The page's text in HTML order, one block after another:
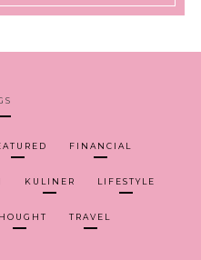
FINANCIAL
KULINER LIFESTYLE
TRAVEL